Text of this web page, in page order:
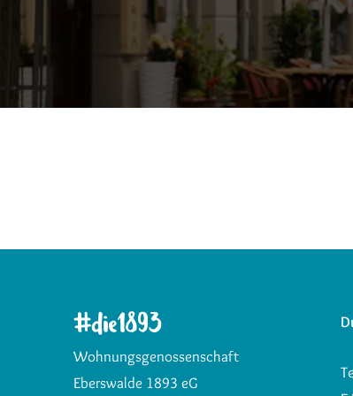
Wohnungsgenossenschaft
Eberswalde 1893 eG